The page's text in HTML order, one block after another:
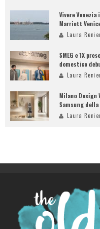
Vivere Venezia
Marriott
Laura
SMEG e 1X
domestico
Laura
Milano Design
Samsung della
Laura